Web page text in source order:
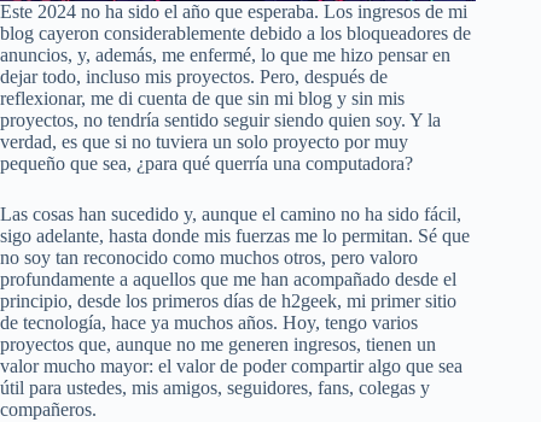
Este 2024 no ha sido el año que esperaba. Los ingresos de mi
blog cayeron considerablemente debido a los bloqueadores de
anuncios, y, además, me enfermé, lo que me hizo pensar en
dejar todo, incluso mis proyectos. Pero, después de
reflexionar, me di cuenta de que sin mi blog y sin mis
proyectos, no tendría sentido seguir siendo quien soy. Y la
verdad, es que si no tuviera un solo proyecto por muy
pequeño que sea, ¿para qué querría una computadora?
Las cosas han sucedido y, aunque el camino no ha sido fácil,
sigo adelante, hasta donde mis fuerzas me lo permitan. Sé que
no soy tan reconocido como muchos otros, pero valoro
profundamente a aquellos que me han acompañado desde el
principio, desde los primeros días de h2geek, mi primer sitio
de tecnología, hace ya muchos años. Hoy, tengo varios
proyectos que, aunque no me generen ingresos, tienen un
valor mucho mayor: el valor de poder compartir algo que sea
útil para ustedes, mis amigos, seguidores, fans, colegas y
compañeros.